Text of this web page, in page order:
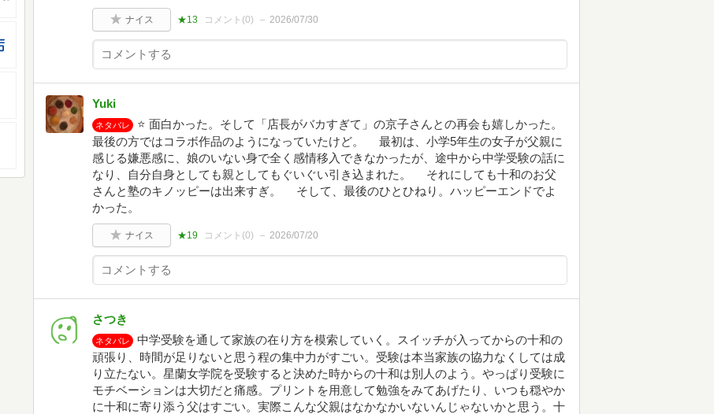
ナイス ★13 コメント(0) 2026/07/30
Yuki
ネタバレ
⭐️ 面白かった。そして「店長がバカすぎて」の京子さんとの再会も嬉しかった。
最後の方ではコラボ作品のようになっていたけど。 最初は、小学5年生の女子が父親に
感じる嫌悪感に、娘のいない身で全く感情移入できなかったが、途中から中学受験の話に
なり、自分自身としても親としてもぐいぐい引き込まれた。 それにしても十和のお父
さんと塾のキノッピーは出来すぎ。 そして、最後のひとひねり。ハッピーエンドでよ
かった。
ナイス ★19 コメント(0) 2026/07/20
さつき
ネタバレ
中学受験を通して家族の在り方を模索していく。スイッチが入ってからの十和の
頑張り、時間が足りないと思う程の集中力がすごい。受験は本当家族の協力なくしては成
り立たない。星蘭女学院を受験すると決めた時からの十和は別人のよう。やっぱり受験に
モチベーションは大切だと痛感。プリントを用意して勉強をみてあげたり、いつも穏やか
に十和に寄り添う父はすごい。実際こんな父親はなかなかいないんじゃないかと思う。十